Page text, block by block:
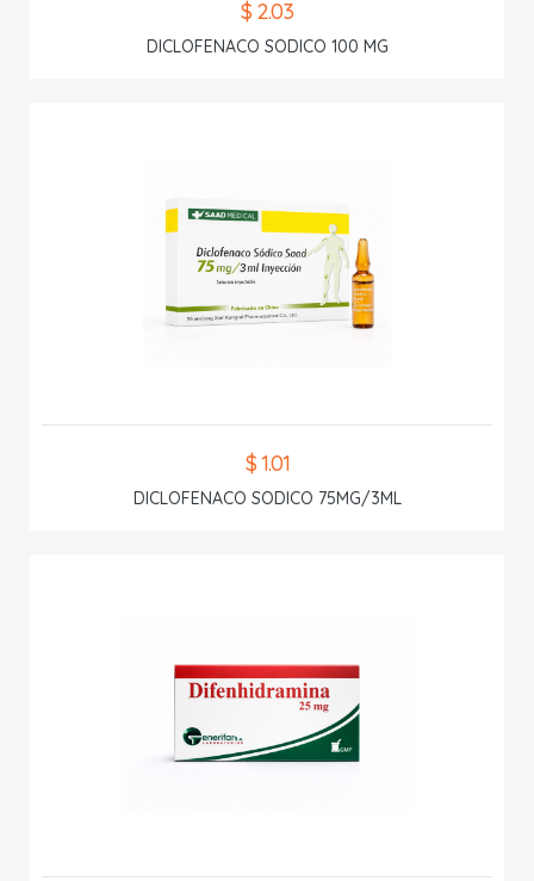
$ 2.03
DICLOFENACO SODICO 100 MG
$ 1.01
DICLOFENACO SODICO 75MG/3ML